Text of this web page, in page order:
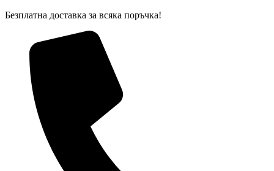
Skip
Безплатна доставка за всяка поръчка!